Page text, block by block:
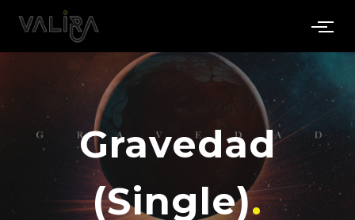
Gravedad
(Single)